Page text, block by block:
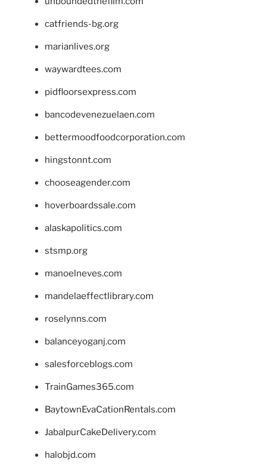
catfriends-bg.org
marianlives.org
waywardtees.com
pidfloorsexpress.com
bancodevenezuelaen.com
bettermoodfoodcorporation.com
hingstonnt.com
chooseagender.com
hoverboardssale.com
alaskapolitics.com
stsmp.org
manoelneves.com
mandelaeffectlibrary.com
roselynns.com
balanceyoganj.com
salesforceblogs.com
TrainGames365.com
BaytownEvaCationRentals.com
JabalpurCakeDelivery.com
halobjd.com